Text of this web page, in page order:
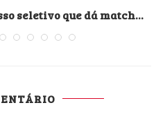
seletivo que dá match...